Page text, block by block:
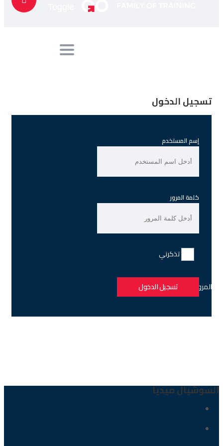
تسجيل الدخول
إسم المستخدم
كلمة المرور
تذكرني
المرور المفقودةتسجيل الدخول
السوشيال ميديا